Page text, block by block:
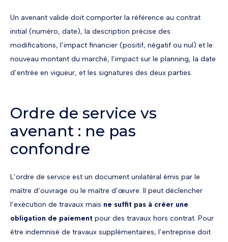
Un avenant valide doit comporter la référence au contrat
initial (numéro, date), la description précise des
modifications, l’impact financier (positif, négatif ou nul) et le
nouveau montant du marché, l’impact sur le planning, la date
d’entrée en vigueur, et les signatures des deux parties.
Ordre de service vs
avenant : ne pas
confondre
L’ordre de service est un document unilatéral émis par le
maître d’ouvrage ou le maître d’œuvre. Il peut déclencher
l’exécution de travaux mais ne suffit pas à créer une
obligation de paiement pour des travaux hors contrat. Pour
être indemnisé de travaux supplémentaires, l’entreprise doit